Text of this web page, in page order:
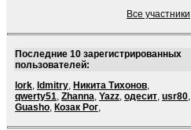
Все участники
Последние 10 зарегистрированных
пользователей:
lork, ldmitry, Никита Тихонов,
qwerty51, Zhanna, Yazz, одесит, usr80,
Guasho, Козак Рог,